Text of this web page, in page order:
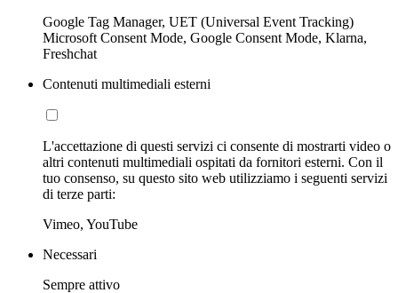
Google Tag Manager, UET (Universal Event Tracking)
Microsoft Consent Mode, Google Consent Mode, Klarna,
Freshchat
Contenuti multimediali esterni
L'accettazione di questi servizi ci consente di mostrarti video o
altri contenuti multimediali ospitati da fornitori esterni. Con il
tuo consenso, su questo sito web utilizziamo i seguenti servizi
di terze parti:
Vimeo, YouTube
Necessari
Sempre attivo